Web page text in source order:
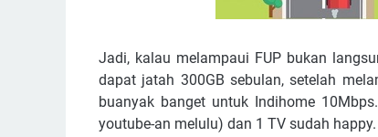
Jadi, kalau melampaui FUP bukan
dapat jatah 300GB sebulan, setelah
buanyak banget untuk Indihome
youtube-an melulu) dan 1 TV sudah